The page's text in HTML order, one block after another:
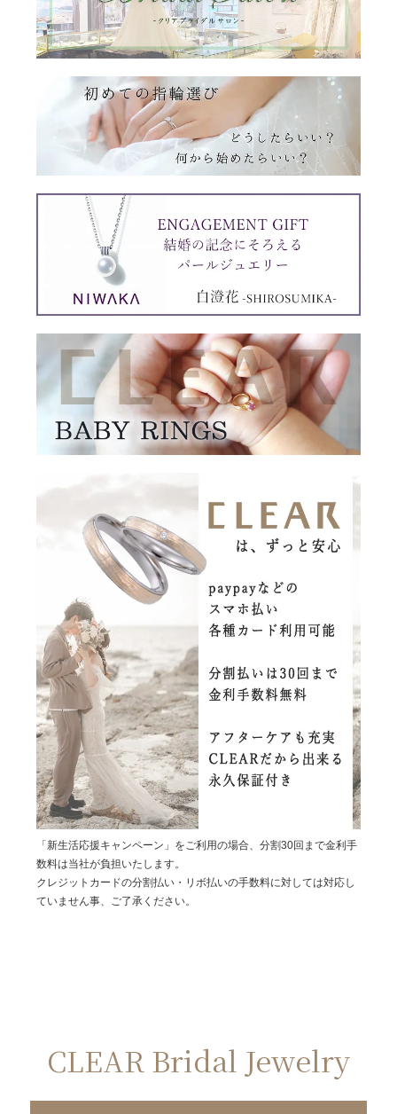
「新生活応援キャンペーン」をご利用の場合、分割30回まで金利手
数料は当社が負担いたします。
クレジットカードの分割払い・リボ払いの手数料に対しては対応し
ていません事、ご了承ください。
CLEAR Bridal Jewelry